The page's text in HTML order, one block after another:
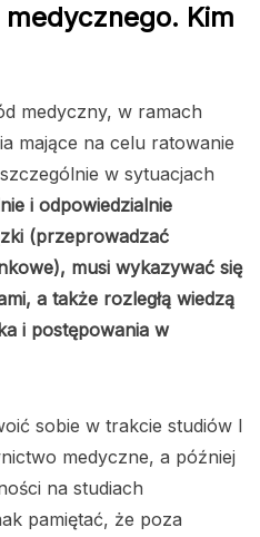
Kim
medyczny, w ramach
mające na celu ratowanie
w sytuacjach
i odpowiedzialnie
(przeprowadzać
musi wykazywać się
a także rozległą wiedzą
i postępowania w
sobie w trakcie studiów I
medyczne, a później
na studiach
pamiętać, że poza